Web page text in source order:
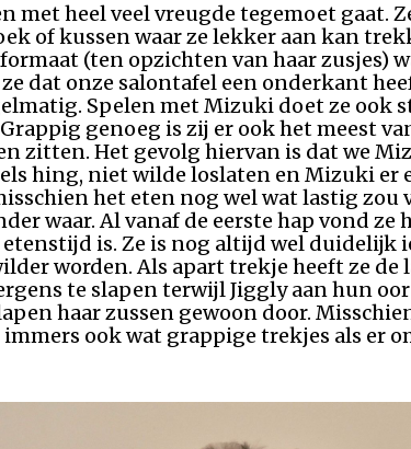
met heel veel vreugde tegemoet gaat.
of kussen waar ze lekker aan kan
(ten opzichten van haar zusjes)
dat onze salontafel een onderkant
Spelen met Mizuki doet ze ook
genoeg is zij er ook het meest
zitten. Het gevolg hiervan is dat we
hing, niet wilde loslaten en Mizuki er
het eten nog wel wat lastig
waar. Al vanaf de eerste hap vond
is. Ze is nog altijd wel duidelijk
worden. Als apart trekje heeft ze
te slapen terwijl Jiggly aan hun
haar zussen gewoon door.
ook wat grappige trekjes als er